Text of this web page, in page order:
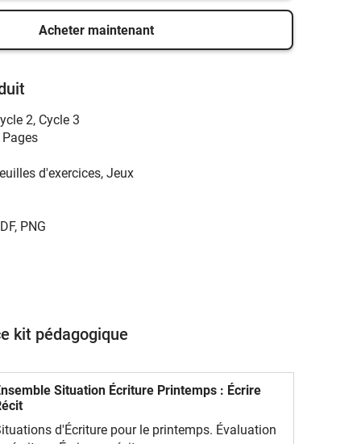
Acheter maintenant
2, Cycle 3
Pages
d'exercices, Jeux
PNG
kit pédagogique
Situation Écriture Printemps : Écrire
d'Écriture pour le printemps. Évaluation